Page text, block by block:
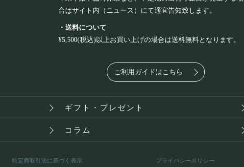
合はサイト内（ニュース）にて適宜告知致します。
・送料について
¥5,500(税込)以上お買い上げの場合は送料無料となります。
ご利用ガイドはこちら
ギフト・プレゼント
コラム
特定商取引法に基づく表示 プライバシーポリシー